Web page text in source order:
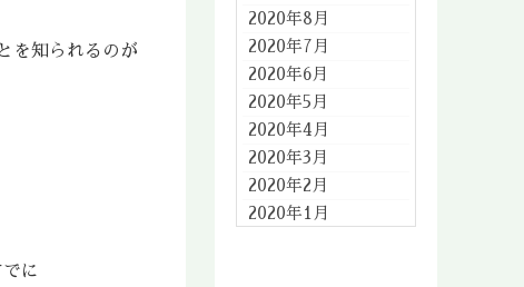
を知られるのが
に
2020年8月
2020年7月
2020年6月
2020年5月
2020年4月
2020年3月
2020年2月
2020年1月